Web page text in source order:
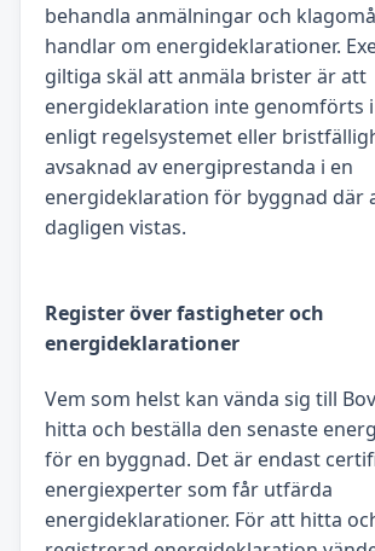
behandla anmälningar och
handlar om energideklarationer.
giltiga skäl att anmäla brister är att
energideklaration inte genomförts
enligt regelsystemet eller
avsaknad av energiprestanda i en
energideklaration för byggnad där
dagligen vistas.
Register över fastigheter och
energideklarationer
Vem som helst kan vända sig till
hitta och beställa den senaste
för en byggnad. Det är endast
energiexperter som får utfärda
energideklarationer. För att hitta